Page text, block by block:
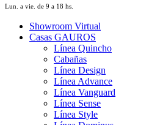
Lun. a vie. de 9 a 18 hs.
Showroom Virtual
Casas GAUROS
Línea Quincho
Cabañas
Línea Design
Línea Advance
Línea Vanguard
Línea Sense
Línea Style